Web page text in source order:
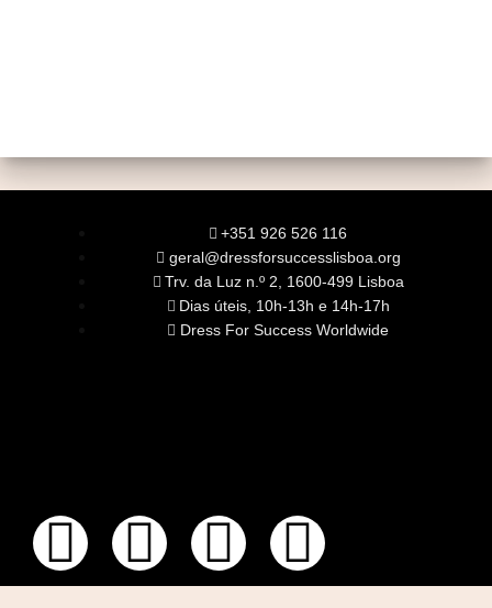
+351 926 526 116
geral@dressforsuccesslisboa.org
Trv. da Luz n.º 2, 1600-499 Lisboa
Dias úteis, 10h-13h e 14h-17h
Dress For Success Worldwide